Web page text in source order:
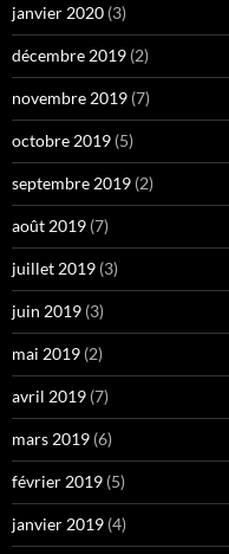
janvier 2020 (3)
décembre 2019 (2)
novembre 2019 (7)
octobre 2019 (5)
septembre 2019 (2)
août 2019 (7)
juillet 2019 (3)
juin 2019 (3)
mai 2019 (2)
avril 2019 (7)
mars 2019 (6)
février 2019 (5)
janvier 2019 (4)